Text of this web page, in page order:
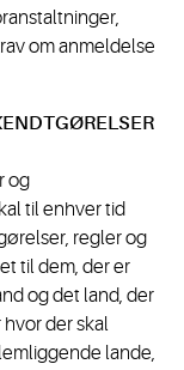
om anmeldelse
og
til enhver tid
regler og
til dem, der er
og det land, der
der skal
lande,